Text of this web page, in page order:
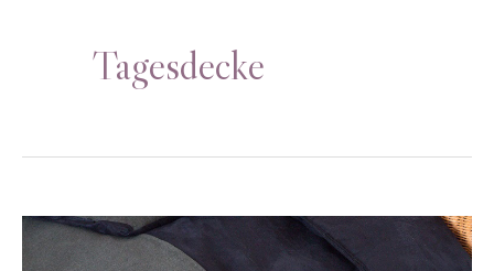
Tagesdecke